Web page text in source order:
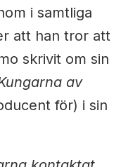
i samtliga
att han tror att
skrivit om sin
av
för) i sin